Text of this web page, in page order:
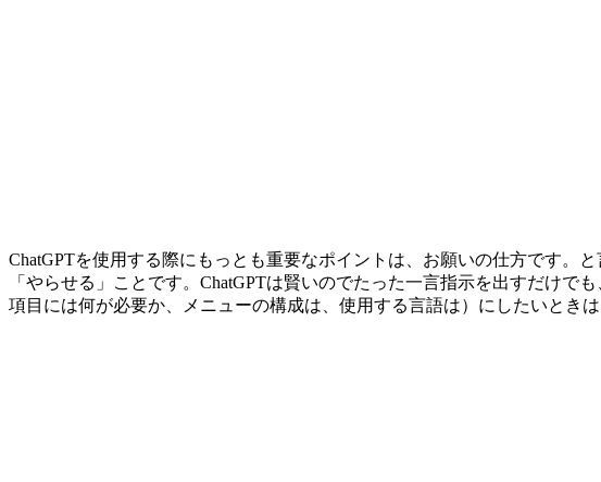
ChatGPTを使用する際にもっとも重要なポイントは、お願いの仕方です。
「やらせる」ことです。ChatGPTは賢いのでたった一言指示を出すだけ
項目には何が必要か、メニューの構成は、使用する言語は）にしたいとき